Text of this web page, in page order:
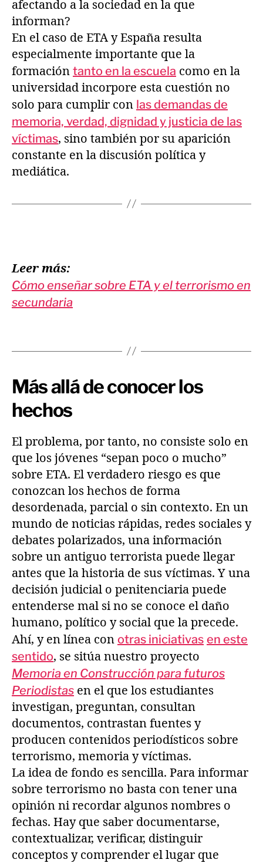
afectando a la sociedad en la que
informan?
En el caso de ETA y España resulta
especialmente importante que la
formación tanto en la escuela como en la
universidad incorpore esta cuestión no
solo para cumplir con las demandas de
memoria, verdad, dignidad y justicia de las
víctimas, sino también por su aparición
constante en la discusión política y
mediática.
Leer más:
Cómo enseñar sobre ETA y el terrorismo en
secundaria
Más allá de conocer los
hechos
El problema, por tanto, no consiste solo en
que los jóvenes “sepan poco o mucho”
sobre ETA. El verdadero riesgo es que
conozcan los hechos de forma
desordenada, parcial o sin contexto. En un
mundo de noticias rápidas, redes sociales y
debates polarizados, una información
sobre un antiguo terrorista puede llegar
antes que la historia de sus víctimas. Y una
decisión judicial o penitenciaria puede
entenderse mal si no se conoce el daño
humano, político y social que la precede.
Ahí, y en línea con otras iniciativas en este
sentido, se sitúa nuestro proyecto
Memoria en Construcción para futuros
Periodistas en el que los estudiantes
investigan, preguntan, consultan
documentos, contrastan fuentes y
producen contenidos periodísticos sobre
terrorismo, memoria y víctimas.
La idea de fondo es sencilla. Para informar
sobre terrorismo no basta con tener una
opinión ni recordar algunos nombres o
fechas. Hay que saber documentarse,
contextualizar, verificar, distinguir
conceptos y comprender el lugar que